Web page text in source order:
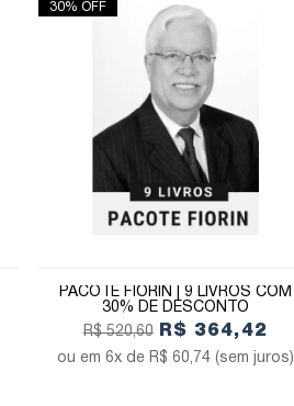
30% OFF
PACOTE FIORIN | 9 LIVROS COM
30% DE DESCONTO
R$ 520,60
R$ 364,42
6x de R$ 60,74 (sem juros)